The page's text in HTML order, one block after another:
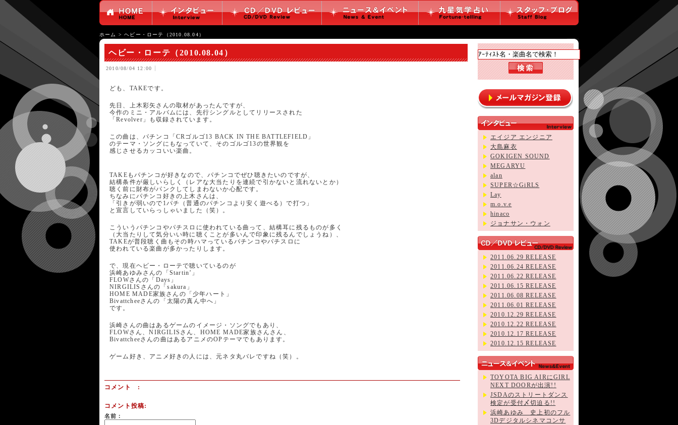
ホーム >ヘビー・ローテ（2010.08.04）
ヘビー・ローテ（2010.08.04）
2010/08/04 12:00
ども、TAKEです。
先日、上木彩矢さんの取材があったんですが、
今作のミニ・アルバムには、先行シングルとしてリリースされた
「Revolver」も収録されています。
この曲は、パチンコ「CRゴルゴ13 BACK IN THE BATTLEFIELD」
のテーマ・ソングにもなっていて、そのゴルゴ13の世界観を
感じさせるカッコいい楽曲。
TAKEもパチンコが好きなので、パチンコでぜひ聴きたいのですが、
結構条件が厳しいらしく（レアな大当たりを連続で引かないと流れないとか）
聴く前に財布がパンクしてしまわないか心配です。
ちなみにパチンコ好きの上木さんは、
「引きが弱いので1パチ（普通のパチンコより安く遊べる）で打つ」
と宣言していらっしゃいました（笑）。
こういうパチンコやパチスロに使われている曲って、結構耳に残るものが多く
（大当たりして気分いい時に聴くことが多いんで印象に残るんでしょうね）、
TAKEが普段聴く曲もその時ハマっているパチンコやパチスロに
使われている楽曲が多かったりします。
で、現在ヘビー・ローテで聴いているのが
浜崎あゆみさんの「Startin’」
FLOWさんの「Days」
NIRGILISさんの「sakura」
HOME MADE家族さんの「少年ハート」
Bivattcheeさんの「太陽の真ん中へ」
です。
浜崎さんの曲はあるゲームのイメージ・ソングでもあり、
FLOWさん、NIRGILISさん、HOME MADE家族さんさん、
Bivattcheeさんの曲はあるアニメのOPテーマでもあります。
ゲーム好き、アニメ好きの人には、元ネタ丸バレですね（笑）。
コメント :
コメント投稿:
名前：
エイジア エンジニア
大島麻衣
GOKIGEN SOUND
MEGARYU
alan
SUPER☆GiRLS
Lay
m.o.v.e
hinaco
ジョナサン・ウォン
2011.06.29 RELEASE
2011.06.24 RELEASE
2011.06.22 RELEASE
2011.06.15 RELEASE
2011.06.08 RELEASE
2011.06.01 RELEASE
2010.12.29 RELEASE
2010.12.22 RELEASE
2010.12.17 RELEASE
2010.12.15 RELEASE
TOYOTA BIG AIRにGIRL
NEXT DOORが出演!!
JSDAのストリートダンス
検定が受付〆切迫る!!
浜崎あゆみ 史上初のフル
3Dデジタルシネマコンサ